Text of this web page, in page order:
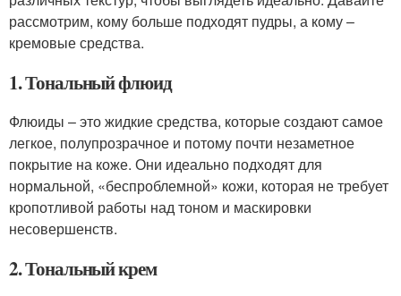
рассмотрим, кому больше подходят пудры, а кому –
кремовые средства.
1. Тональный флюид
Флюиды – это жидкие средства, которые создают самое
легкое, полупрозрачное и потому почти незаметное
покрытие на коже. Они идеально подходят для
нормальной, «беспроблемной» кожи, которая не требует
кропотливой работы над тоном и маскировки
несовершенств.
2. Тональный крем